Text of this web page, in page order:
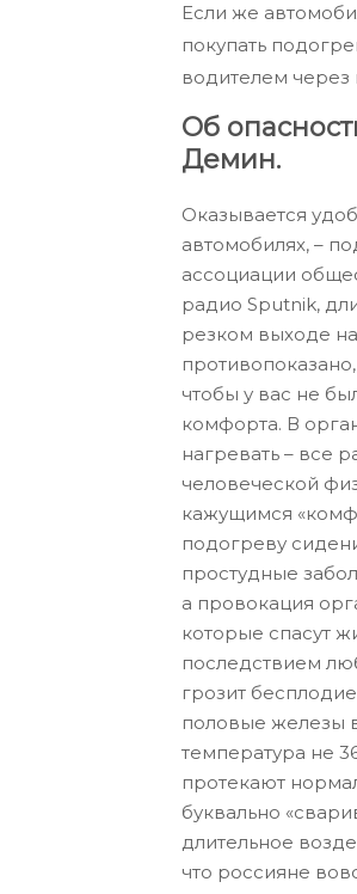
Если же
покупать
водителем через
Об
Демин.
Оказывается
автомобилях, –
ассоциации
радио Sputnik,
резком выходе на
чтобы у вас не
комфорта. В
нагревать – все
человеческой
кажущимся
подогреву
простудные
а провокация
которые спасут
последствием
грозит
половые железы
температура не
протекают
буквально
длительное
что россияне